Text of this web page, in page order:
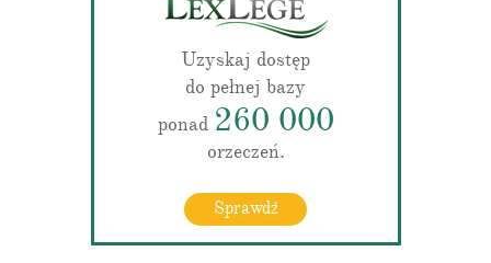
Uzyskaj dostęp
do pełnej bazy
ponad 260 000
orzeczeń.
Sprawdź